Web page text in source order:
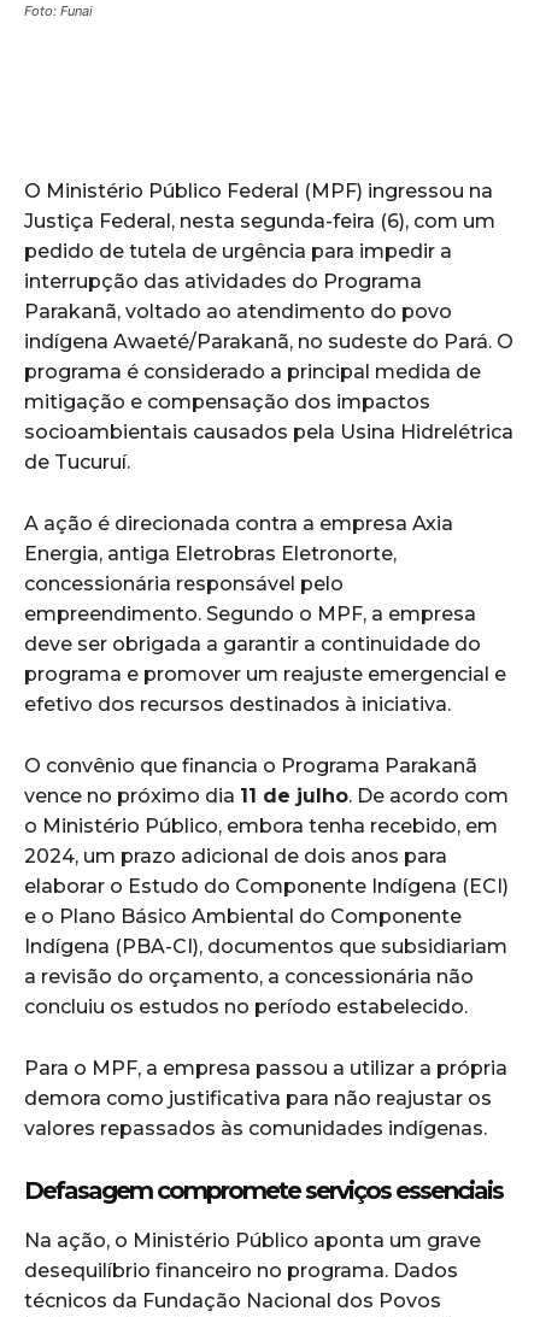
Foto: Funai
O Ministério Público Federal (MPF) ingressou na
Justiça Federal, nesta segunda-feira (6), com um
pedido de tutela de urgência para impedir a
interrupção das atividades do Programa
Parakanã, voltado ao atendimento do povo
indígena Awaeté/Parakanã, no sudeste do Pará. O
programa é considerado a principal medida de
mitigação e compensação dos impactos
socioambientais causados pela Usina Hidrelétrica
de Tucuruí.
A ação é direcionada contra a empresa Axia
Energia, antiga Eletrobras Eletronorte,
concessionária responsável pelo
empreendimento. Segundo o MPF, a empresa
deve ser obrigada a garantir a continuidade do
programa e promover um reajuste emergencial e
efetivo dos recursos destinados à iniciativa.
O convênio que financia o Programa Parakanã
vence no próximo dia 11 de julho. De acordo com
o Ministério Público, embora tenha recebido, em
2024, um prazo adicional de dois anos para
elaborar o Estudo do Componente Indígena (ECI)
e o Plano Básico Ambiental do Componente
Indígena (PBA-CI), documentos que subsidiariam
a revisão do orçamento, a concessionária não
concluiu os estudos no período estabelecido.
Para o MPF, a empresa passou a utilizar a própria
demora como justificativa para não reajustar os
valores repassados às comunidades indígenas.
Defasagem compromete serviços essenciais
Na ação, o Ministério Público aponta um grave
desequilíbrio financeiro no programa. Dados
técnicos da Fundação Nacional dos Povos